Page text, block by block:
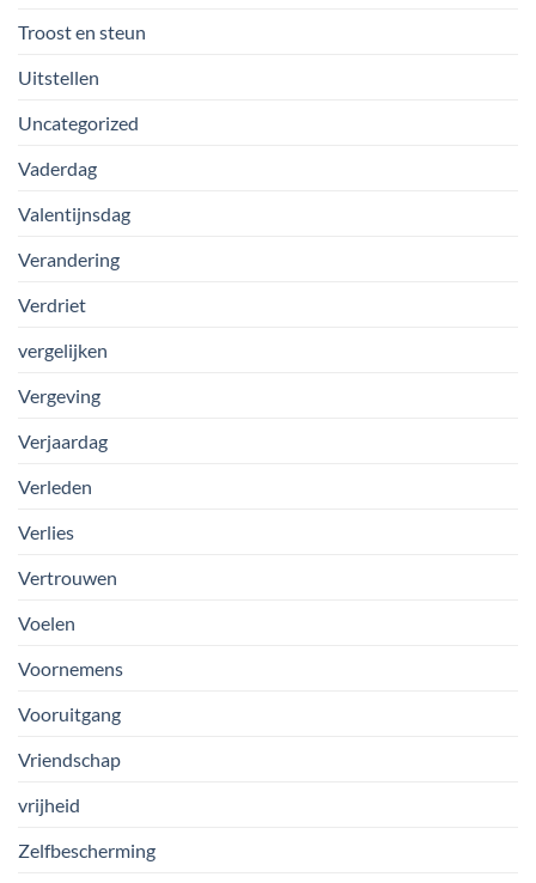
Troost en steun
Uitstellen
Uncategorized
Vaderdag
Valentijnsdag
Verandering
Verdriet
vergelijken
Vergeving
Verjaardag
Verleden
Verlies
Vertrouwen
Voelen
Voornemens
Vooruitgang
Vriendschap
vrijheid
Zelfbescherming